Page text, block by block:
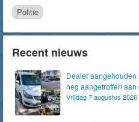
Politie
Recent nieuws
Dealer aangehouden
heg aangetroffen
Vrijdag 7 augustus 2026